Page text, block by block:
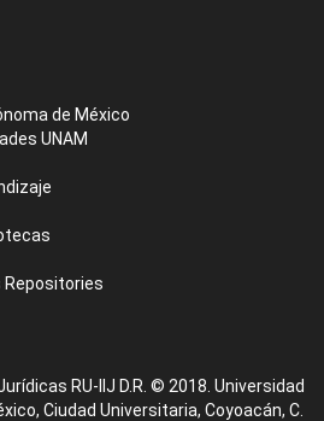
de México
UNAM
Repositories
RU-IIJ D.R. © 2018. Universidad
Ciudad Universitaria, Coyoacán, C.